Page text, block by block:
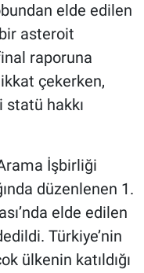
elde edilen
asteroit
raporuna
çekerken,
statü hakkı
İşbirliği
düzenlenen 1.
elde edilen
Türkiye’nin
ülkenin katıldığı